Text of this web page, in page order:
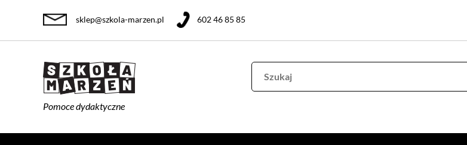
Pomoce dydaktyczne
sklep@szkola-marzen.pl 602 46 85 85